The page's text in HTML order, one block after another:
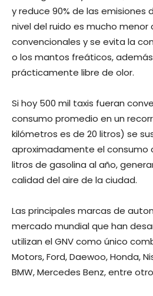
y reduce 90% de las emisiones
nivel del ruido es mucho
convencionales y se evita la
o los mantos freáticos,
prácticamente libre de olor.
Si hoy 500 mil taxis fueran
consumo promedio en un
kilómetros es de 20 litros) se
aproximadamente el consumo
litros de gasolina al año,
calidad del aire de la ciudad.
Las principales marcas de
mercado mundial que han
utilizan el GNV como único
Motors, Ford, Daewoo, Honda,
BMW, Mercedes Benz, entre